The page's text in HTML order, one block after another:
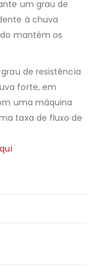
um grau de
à chuva
mantém os
de resistência
forte, em
uma máquina
taxa de fluxo de